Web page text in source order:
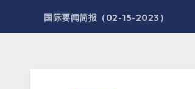
国际要闻简报（02-15-2023）